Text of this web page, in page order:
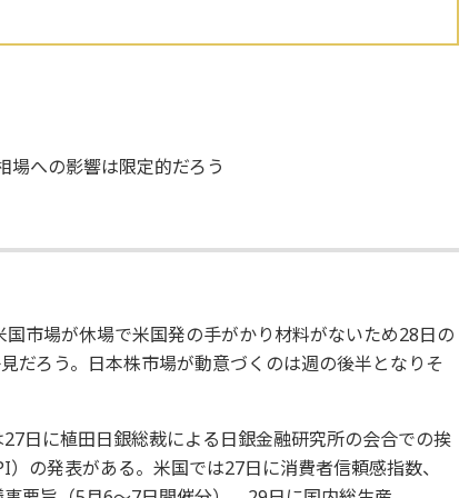
場への影響は限定的だろう
市場が休場で米国発の手がかり材料がないため28日の
だろう。日本株市場が動意づくのは週の後半となりそ
日に植田日銀総裁による日銀金融研究所の会合での挨
の発表がある。米国では27日に消費者信頼感指数、